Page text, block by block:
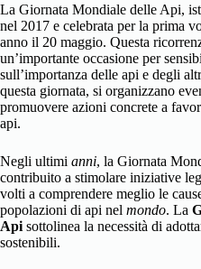
La Giornata Mondiale delle Api,
nel 2017 e celebrata per la prima
anno il 20 maggio. Questa
un’importante occasione per
sull’importanza delle api e degli
questa giornata, si organizzano
promuovere azioni concrete a
api.
Negli ultimi anni, la Giornata
contribuito a stimolare iniziative
volti a comprendere meglio le
popolazioni di api nel mondo. La
Api sottolinea la necessità di
sostenibili.